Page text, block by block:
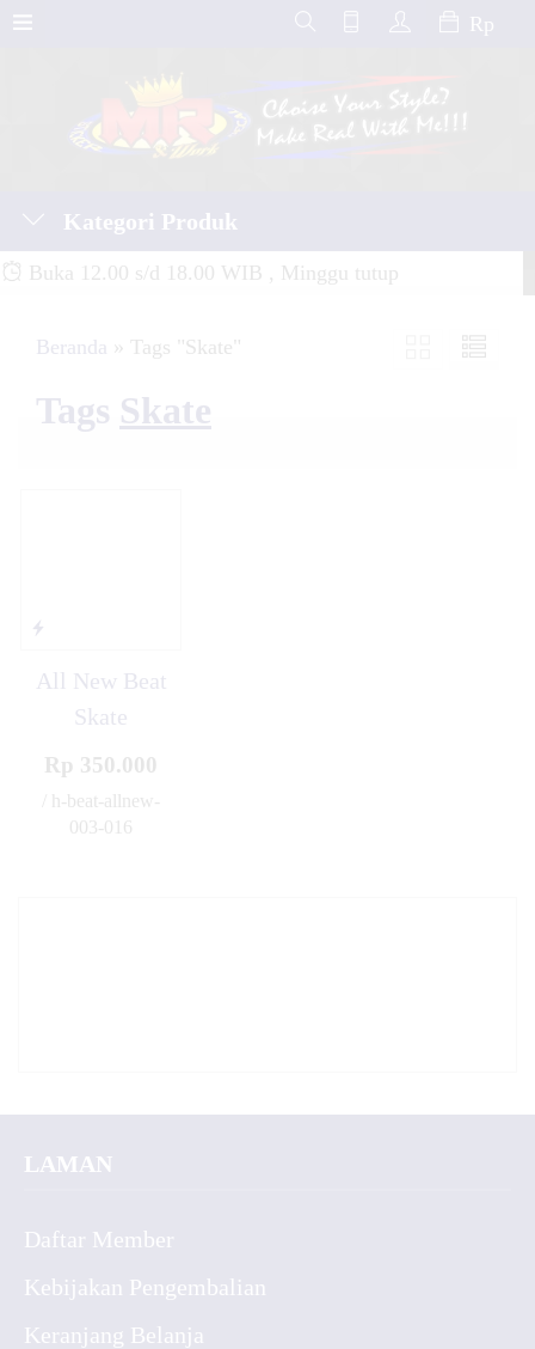
Rp
Kategori Produk
Buka 12.00 s/d 18.00 WIB , Minggu tutup
Beranda » Tags "Skate"
Tags Skate
All New Beat
Skate
Rp 350.000
/ h-beat-allnew-
003-016
LAMAN
Daftar Member
Kebijakan Pengembalian
Keranjang Belanja